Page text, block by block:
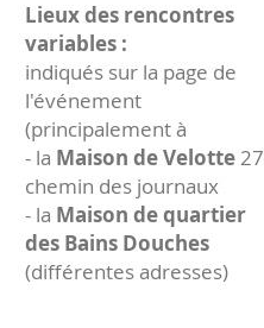
Lieux des rencontres
variables :
indiqués sur la page de
l'événement
(principalement à
- la Maison de Velotte27
chemin des journaux
- la Maison de quartier
des Bains Douches
(différentes adresses)